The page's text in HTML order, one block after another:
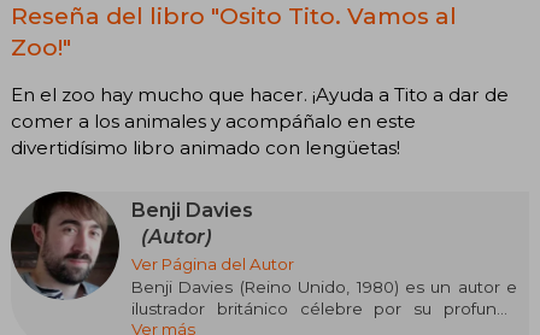
Reseña del libro "Osito Tito. Vamos al
Zoo!"
En el zoo hay mucho que hacer. ¡Ayuda a Tito a dar de
comer a los animales y acompáñalo en este
divertidísimo libro animado con lengüetas!
Benji Davies
(Autor)
Ver Página del Autor
Benji Davies (Reino Unido, 1980) es un autor e
ilustrador británico célebre por su profunda
sensibilidad al abordar historias para lectores
Ver más